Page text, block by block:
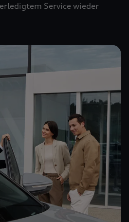
Service wieder